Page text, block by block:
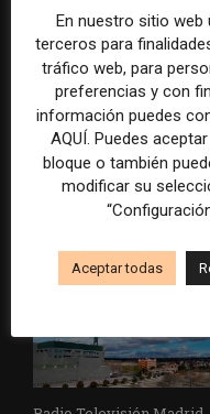
La Marea cierra 2025 con
superávit, pero su
cooperativa pierde
euros
En nuestro sitio
terceros para
tráfico web, para
preferencias y con
información puedes
AQUÍ. Puedes
bloque o también
modificar su
Aceptar todas